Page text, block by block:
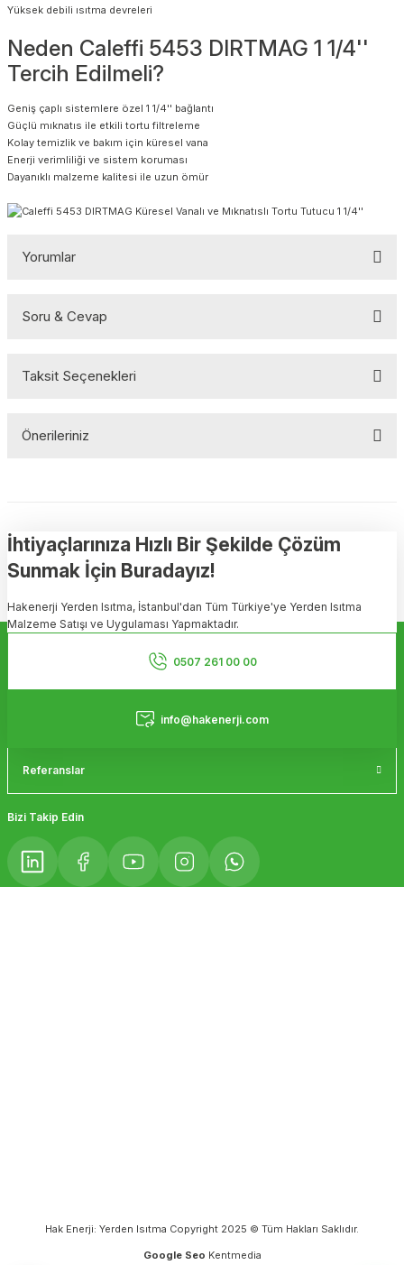
Yüksek debili ısıtma devreleri
Neden Caleffi 5453 DIRTMAG 1 1/4''
Tercih Edilmeli?
Geniş çaplı sistemlere özel 1 1/4'' bağlantı
Güçlü mıknatıs ile etkili tortu filtreleme
Kolay temizlik ve bakım için küresel vana
Enerji verimliliği ve sistem koruması
Dayanıklı malzeme kalitesi ile uzun ömür
Yorumlar
Soru & Cevap
Taksit Seçenekleri
Önerileriniz
Görüş ve önerileriniz için teşekkür ederiz.
Ürün resmi kalitesiz, bozuk veya görüntülenemiyor.
Ürün açıklamasında eksik bilgiler bulunuyor.
Ürün bilgilerinde hatalar bulunuyor.
Ürün fiyatı diğer sitelerden daha pahalı.
Bu ürüne benzer farklı alternatifler olmalı.
İhtiyaçlarınıza Hızlı Bir Şekilde Çözüm
Sunmak İçin Buradayız!
Hakenerji Yerden Isıtma, İstanbul'dan Tüm Türkiye'ye Yerden Isıtma
Malzeme Satışı ve Uygulaması Yapmaktadır.
0507 261 00 00
info@hakenerji.com
Referanslar
Bizi Takip Edin
Hak Enerji: Yerden Isıtma Copyright 2025 © Tüm Hakları Saklıdır.
Google Seo Kentmedia